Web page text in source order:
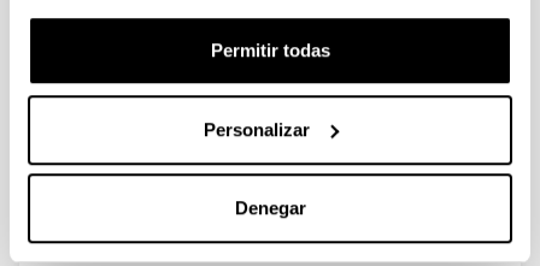
Permitir todas
Personalizar
Denegar
Revista:
Volumen:
571
Página de inicio - Página de fin:
329 - 339